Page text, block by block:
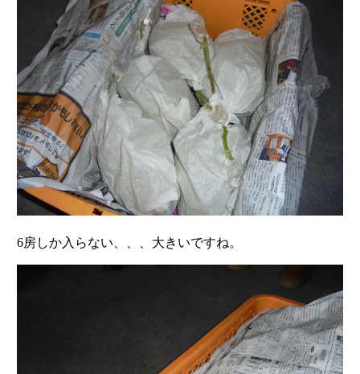
6房しか入らない、、、大きいですね。